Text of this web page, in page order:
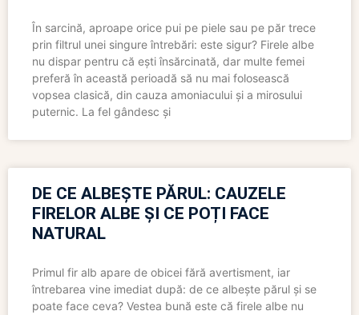
În sarcină, aproape orice pui pe piele sau pe păr trece
prin filtrul unei singure întrebări: este sigur? Firele albe
nu dispar pentru că ești însărcinată, dar multe femei
preferă în această perioadă să nu mai folosească
vopsea clasică, din cauza amoniacului și a mirosului
puternic. La fel gândesc și
DE CE ALBEȘTE PĂRUL: CAUZELE
FIRELOR ALBE ȘI CE POȚI FACE
NATURAL
Primul fir alb apare de obicei fără avertisment, iar
întrebarea vine imediat după: de ce albește părul și se
poate face ceva? Vestea bună este că firele albe nu